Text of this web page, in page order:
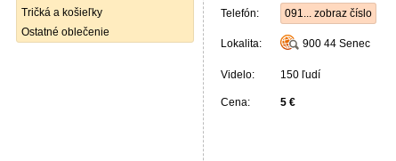
Tričká a košieľky
Ostatné oblečenie
Telefón: 091... zobraz číslo
Lokalita: 900 44 Senec
Videlo: 150 ľudí
Cena: 5 €